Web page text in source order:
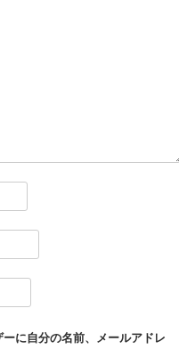
に自分の名前、メールアドレ